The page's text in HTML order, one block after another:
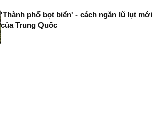
'Thành phố bọt biển' - cách ngăn lũ lụt mới
của Trung Quốc